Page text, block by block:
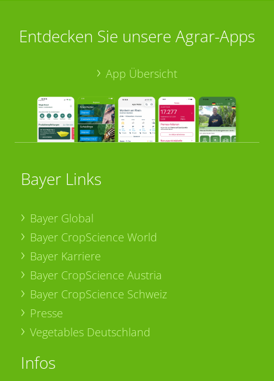
Entdecken Sie unsere Agrar-Apps
App Übersicht
Bayer Links
Bayer Global
Bayer CropScience World
Bayer Karriere
Bayer CropScience Austria
Bayer CropScience Schweiz
Presse
Vegetables Deutschland
Infos